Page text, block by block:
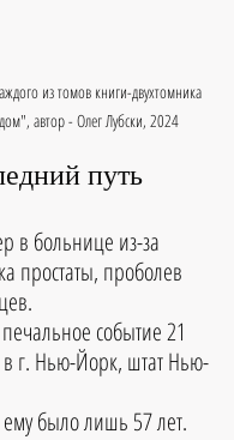
из томов книги-двухтомника
автор - Олег Лубски, 2024
путь
в больнице из-за
простаты, проболев
событие 21
г. Нью-Йорк, штат Нью-
было лишь 57 лет.